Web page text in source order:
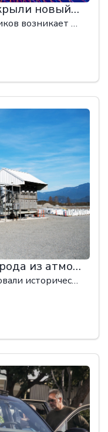
Ученые только что открыли новый тип магнетизма
В тонком слое полупроводников возникает механизм, не наблюдаемый в любом природном веществе, заставляющий спины электронов выравниваться.
Почему удаление углерода из атмосферы вызывает столько споров
Делегаты только что согласовали историческое соглашение по климату на COP28. Но человечеству придется все больше полагаться на спорную стратегию: удаление углерода.